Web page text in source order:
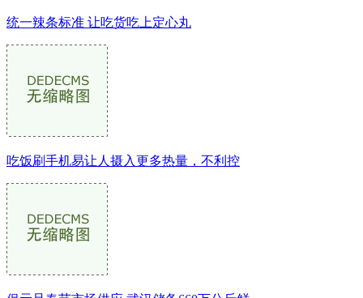
统一辣条标准 让吃货吃上定心丸
吃饭刷手机易让人摄入更多热量，不利控